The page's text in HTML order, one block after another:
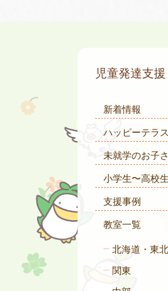
児童発達支
新着情報
ハッピーテラ
未就学のお子
小学生〜高校
支援事例
教室一覧
北海道・東北
関東